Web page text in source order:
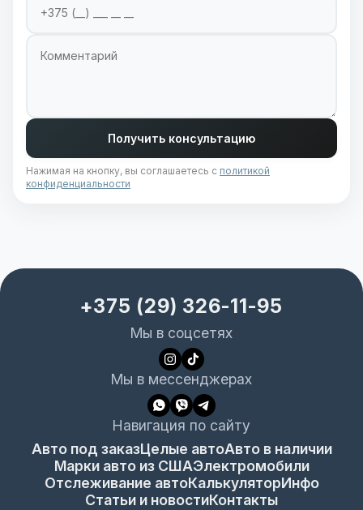
Получить консультацию
Нажимая на кнопку, вы соглашаетесь с политикой
конфиденциальности
+375 (29) 326-11-95
Мы в соцсетях
Мы в мессенджерах
Навигация по сайту
Авто под заказЦелые автоАвто в наличии
Марки авто из СШАЭлектромобили
Отслеживание автоКалькуляторИнфо
Статьи и новостиКонтакты